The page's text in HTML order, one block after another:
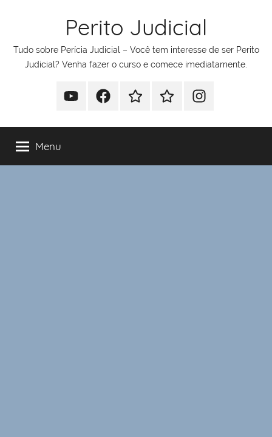
conteúdo
Perito Judicial
Tudo sobre Perícia Judicial – Você tem interesse de ser Perito
Judicial? Venha fazer o curso e comece imediatamente.
YoutubeFacebookWhatsappTelegramInstagram
Menu